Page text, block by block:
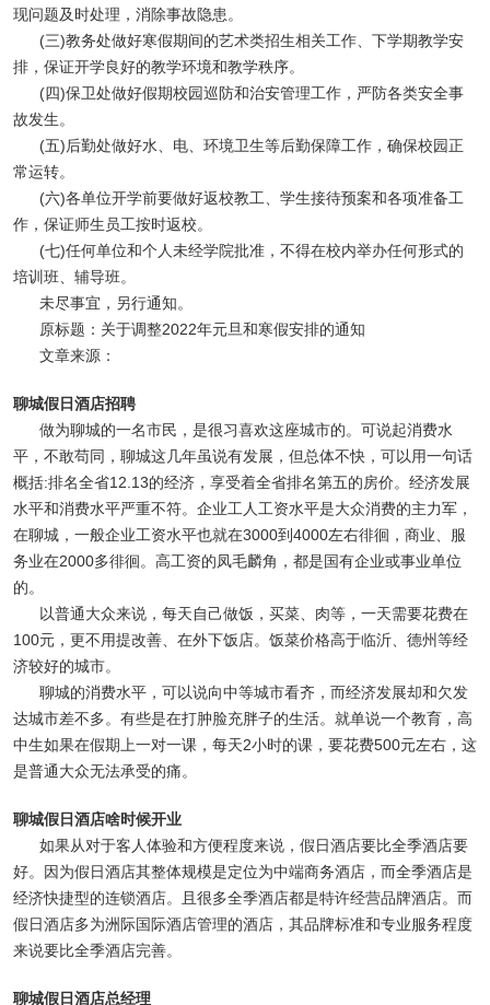
现问题及时处理，消除事故隐患。
(三)教务处做好寒假期间的艺术类招生相关工作、下学期教学安
排，保证开学良好的教学环境和教学秩序。
(四)保卫处做好假期校园巡防和治安管理工作，严防各类安全事
故发生。
(五)后勤处做好水、电、环境卫生等后勤保障工作，确保校园正
常运转。
(六)各单位开学前要做好返校教工、学生接待预案和各项准备工
作，保证师生员工按时返校。
(七)任何单位和个人未经学院批准，不得在校内举办任何形式的
培训班、辅导班。
未尽事宜，另行通知。
原标题：关于调整2022年元旦和寒假安排的通知
文章来源：
聊城假日酒店招聘
做为聊城的一名市民，是很习喜欢这座城市的。可说起消费水
平，不敢苟同，聊城这几年虽说有发展，但总体不快，可以用一句话
概括:排名全省12.13的经济，享受着全省排名第五的房价。经济发展
水平和消费水平严重不符。企业工人工资水平是大众消费的主力军，
在聊城，一般企业工资水平也就在3000到4000左右徘徊，商业、服
务业在2000多徘徊。高工资的凤毛麟角，都是国有企业或事业单位
的。
以普通大众来说，每天自己做饭，买菜、肉等，一天需要花费在
100元，更不用提改善、在外下饭店。饭菜价格高于临沂、德州等经
济较好的城市。
聊城的消费水平，可以说向中等城市看齐，而经济发展却和欠发
达城市差不多。有些是在打肿脸充胖子的生活。就单说一个教育，高
中生如果在假期上一对一课，每天2小时的课，要花费500元左右，这
是普通大众无法承受的痛。
聊城假日酒店啥时候开业
如果从对于客人体验和方便程度来说，假日酒店要比全季酒店要
好。因为假日酒店其整体规模是定位为中端商务酒店，而全季酒店是
经济快捷型的连锁酒店。且很多全季酒店都是特许经营品牌酒店。而
假日酒店多为洲际国际酒店管理的酒店，其品牌标准和专业服务程度
来说要比全季酒店完善。
聊城假日酒店总经理